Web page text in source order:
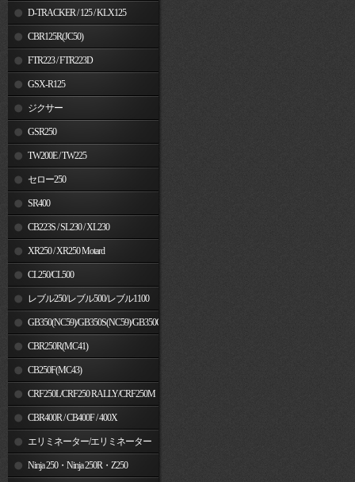
D-TRACKER / 125 / KLX125
CBR125R(JC50)
FTR223 / FTR223D
GSX-R125
ジクサー
GSR250
TW200E / TW225
セロー250
SR400
CB223S / SL230 / XL230
XR250 / XR250 Motard
CL250/CL500
レブル250/レブル500/レブル1100
GB350(NC59)/GB350S(NC59)/GB350C(NC64)
CBR250R(MC41)
CB250F(MC43)
CRF250L/CRF250 RALLY/CRF250M
CBR400R / CB400F / 400X
エリミネーター/エリミネーター
SE Ninja 250・Ninja 250R・Z250